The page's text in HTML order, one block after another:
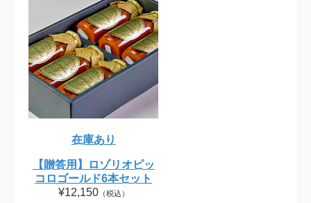
在庫あり
【贈答用】ロゾリオピッ
コロゴールド6本セット
¥12,150（税込）